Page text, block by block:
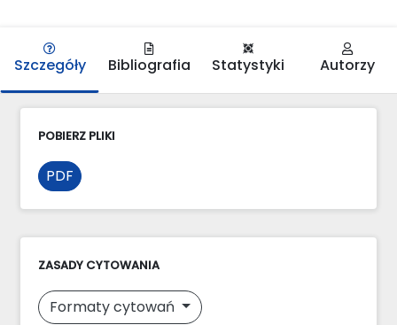
Szczegóły Bibliografia Statystyki Autorzy
POBIERZ PLIKI
PDF
ZASADY CYTOWANIA
Formaty cytowań